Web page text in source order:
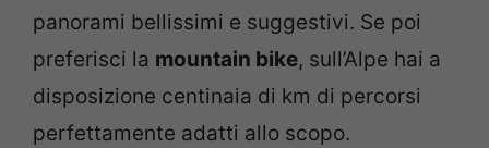
panorami bellissimi e suggestivi. Se poi
preferisci la mountain bike, sull’Alpe hai a
disposizione centinaia di km di percorsi
perfettamente adatti allo scopo.